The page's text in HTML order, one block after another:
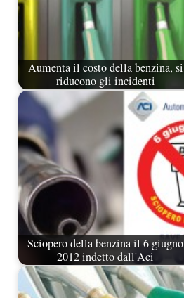
Aumenta il costo della benzina, si
riducono gli incidenti
Sciopero della benzina il 6 giugno
2012 indetto dall'Aci